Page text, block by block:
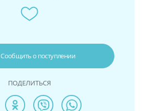
Сообщить о поступлении
ПОДЕЛИТЬСЯ